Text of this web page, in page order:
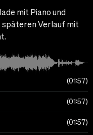
mit Piano und
Verlauf mit
01:57
01:57
01:57